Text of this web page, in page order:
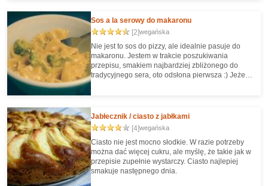
Sos a la serowy do makaronu
[2]wegańska
Nie jest to sos do pizzy, ale idealnie pasuje do
makaronu. Jestem w trakcie poszukiwania
przepisu, smakiem najbardziej zbliżonego do
tradycyjnego sera, oto odsłona pierwsza :) Jeżeli
Jabłecznik / ciasto z jabłkami
[4]wegańska
Ciasto nie jest mocno słodkie. W razie potrzeby
można dać więcej cukru, ale myślę, że takie jak w
przepisie zupełnie wystarczy. Ciasto najlepiej
smakuje następnego dnia.